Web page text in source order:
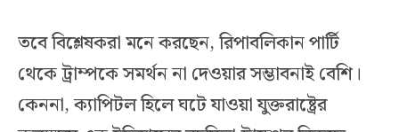
তবে বিশ্লেষকরা মনে করছেন, রিপাবলিকান পার্টি
থেকে ট্রাম্পকে সমর্থন না দেওয়ার সম্ভাবনাই বেশি।
কেননা, ক্যাপিটল হিলে ঘটে যাওয়া যুক্তরাষ্ট্রের